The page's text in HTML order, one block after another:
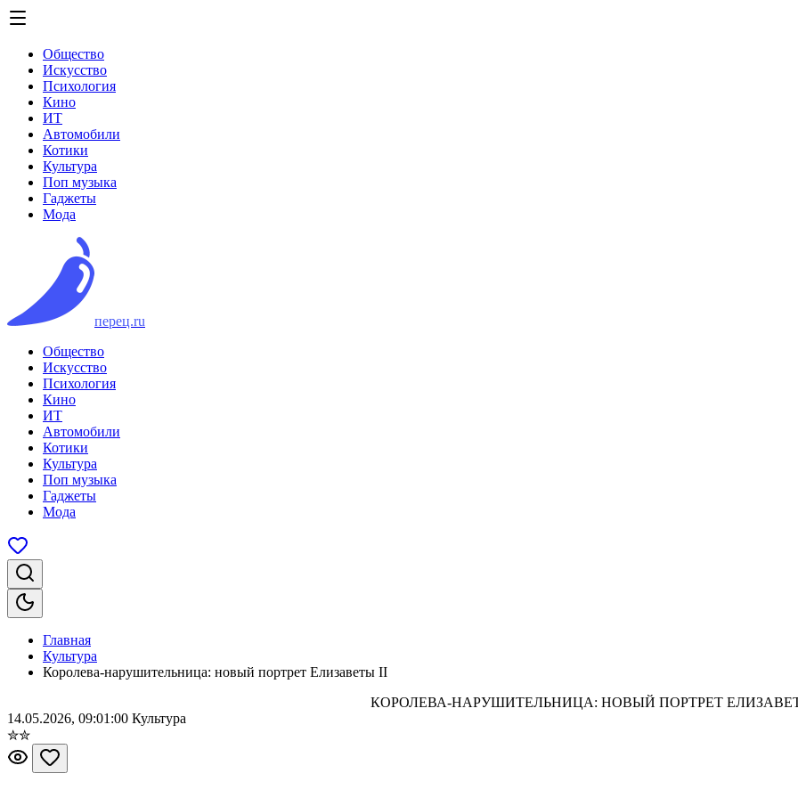
Общество
Искусство
Психология
Кино
ИТ
Автомобили
Котики
Культура
Поп музыка
Гаджеты
Мода
перец.ru
Общество
Искусство
Психология
Кино
ИТ
Автомобили
Котики
Культура
Поп музыка
Гаджеты
Мода
Главная
Культура
Королева-нарушительница: новый портрет Елизаветы II
КОРОЛЕВА-НАРУШИТЕЛЬНИЦА: НОВЫЙ ПОРТРЕТ
14.05.2026, 09:01:00 Культура
✮✮